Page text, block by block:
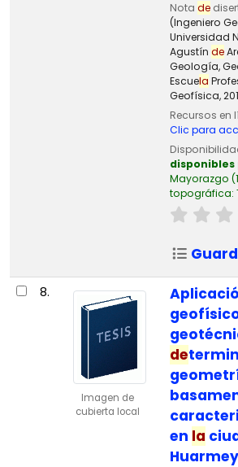
Nota de
(Ingeniero
Universidad
Agustín de
Geología,
Escuela
Geofísica,
Recursos en
Clic para
Mayorazgo
topográfica:
8.
Imagen de
cubierta local
de
en la